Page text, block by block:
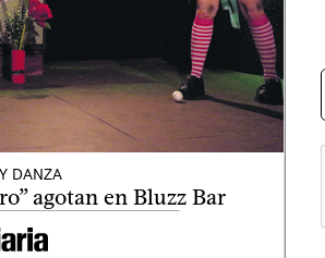
DANZA
agotan en Bluzz Bar